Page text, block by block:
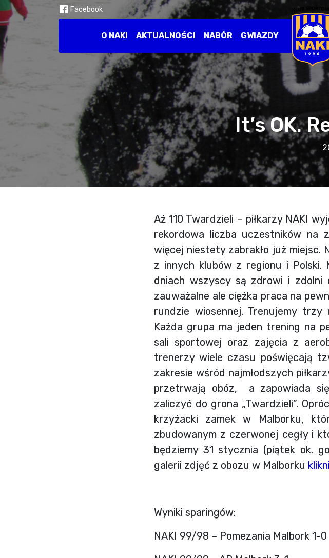
Facebook
O NAKI AKTUALNOŚCI NABÓR GWIAZDY
It’s OK.
Aż 110 Twardzieli – piłkarzy NAKI
rekordowa liczba uczestników na
więcej niestety zabrakło już miejsc.
z innych klubów z regionu i
dniach wszyscy są zdrowi i zdolni
zauważalne ale ciężka praca na
rundzie wiosennej. Trenujemy
Każda grupa ma jeden trening na
sali sportowej oraz zajęcia z
trenerzy wiele czasu poświęcają
zakresie wśród najmłodszych
przetrwają obóz, a zapowiada
zaliczyć do grona „Twardzieli”.
krzyżacki zamek w Malborku,
zbudowanym z czerwonej cegły i
będziemy 31 stycznia (piątek ok.
galerii zdjęć z obozu w Malborku
Wyniki sparingów:
NAKI 99/98 – Pomezania Malbork 1-0